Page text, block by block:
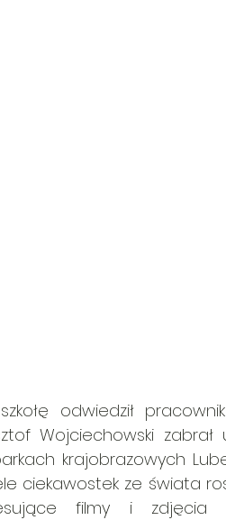
odwiedził
Wojciechowski
krajobrazowych
ciekawostek ze świata
filmy i zdjęcia